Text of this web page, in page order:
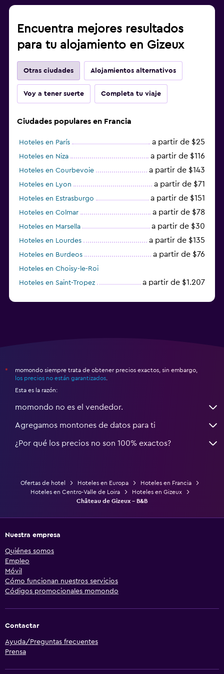
Lavadora
Estacionamiento gratuito
Estacionamiento privado
TV de pantalla plana
Sala de estar/TV compartida
Zona de trabajo
Fax/fotocopiadora
Salud y seguridad
Limpieza diaria
Gimnasio
Encuentra mejores resultados
para tu alojamiento en Gizeux
Otras ciudades Alojamientos alternativos
Voy a tener suerte Completa tu viaje
Ciudades populares en Francia
Hoteles en París a partir de $25
Hoteles en Niza a partir de $116
Hoteles en Courbevoie a partir de $143
Hoteles en Lyon a partir de $71
Hoteles en Estrasburgo a partir de $151
Hoteles en Colmar a partir de $78
Hoteles en Marsella a partir de $30
Hoteles en Lourdes a partir de $135
Hoteles en Burdeos a partir de $76
Hoteles en Choisy-le-Roi
Hoteles en Saint-Tropez
a partir de $1.207
*
momondo siempre trata de obtener precios exactos, sin embargo,
los precios no están garantizados
Esta es la razón:
momondo no es el vendedor.
Agregamos montones de datos para ti
¿Por qué los precios no son 100% exactos?
Ofertas de hotel Hoteles en Europa
Hoteles en Francia
Hoteles en Centro-Valle de Loira
Hoteles en Gizeux
Château de Gizeux - B&B
Nuestra empresa
Quiénes somos
Empleo
Móvil
Cómo funcionan nuestros servicios
Códigos promocionales momondo
Contactar
Ayuda/Preguntas frecuentes
Prensa